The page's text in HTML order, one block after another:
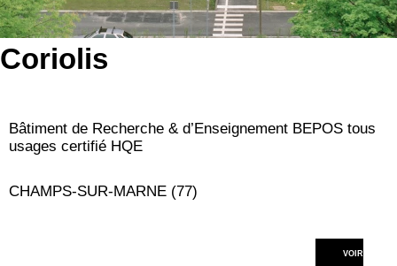
Coriolis
Bâtiment de Recherche & d’Enseignement BEPOS tous
usages certifié HQE
CHAMPS-SUR-MARNE (77)
VOIR